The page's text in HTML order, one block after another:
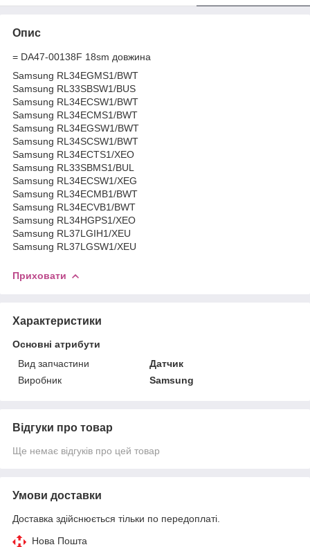
Опис
= DA47-00138F 18sm довжина
Samsung RL34EGMS1/BWT
Samsung RL33SBSW1/BUS
Samsung RL34ECSW1/BWT
Samsung RL34ECMS1/BWT
Samsung RL34EGSW1/BWT
Samsung RL34SCSW1/BWT
Samsung RL34ECTS1/XEO
Samsung RL33SBMS1/BUL
Samsung RL34ECSW1/XEG
Samsung RL34ECMB1/BWT
Samsung RL34ECVB1/BWT
Samsung RL34HGPS1/XEO
Samsung RL37LGIH1/XEU
Samsung RL37LGSW1/XEU
Приховати
Характеристики
Основні атрибути
Вид запчастини
Датчик
Виробник
Samsung
Відгуки про товар
Ще немає відгуків про цей товар
Умови доставки
Доставка здійснюється тільки по передоплаті.
Нова Пошта